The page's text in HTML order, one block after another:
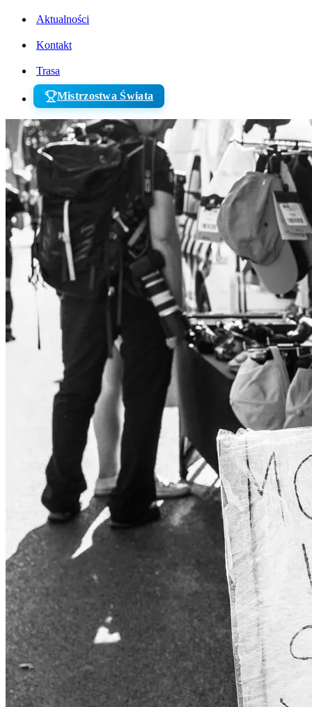
Aktualności
Kontakt
Trasa
Mistrzostwa Świata